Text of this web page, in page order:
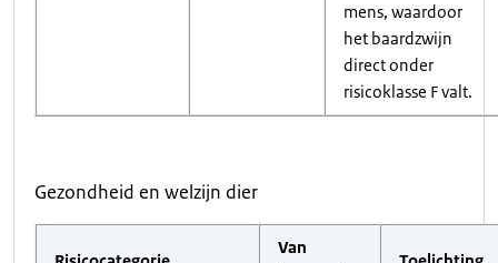
mens, waardoor
het baardzwijn
direct onder
risicoklasse F valt.
Gezondheid en welzijn dier
Van